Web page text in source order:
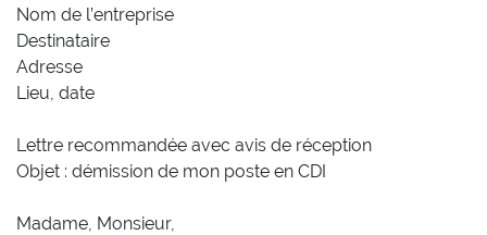
Nom de l’entreprise
Destinataire
Adresse
Lieu, date
Lettre recommandée avec avis de réception
Objet : démission de mon poste en CDI
Madame, Monsieur,